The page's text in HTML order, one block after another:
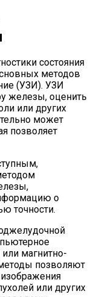
состояния
методов
(УЗИ). УЗИ
железы, оценить
или других
может
позволяет
о
точности.
магнитно-
позволяют
или других